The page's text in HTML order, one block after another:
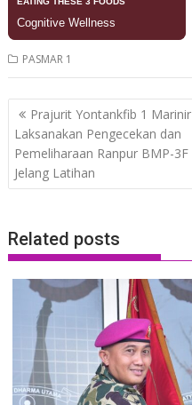
PASMAR 1
Post
navigation
Prajurit Yontankfib 1 Marinir
Laksanakan Pengecekan dan
Pemeliharaan Ranpur BMP-3F
Jelang Latihan
Related posts